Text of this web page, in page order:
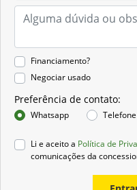
Financiamento?
Negociar usado
Preferência de contato:
Telefone